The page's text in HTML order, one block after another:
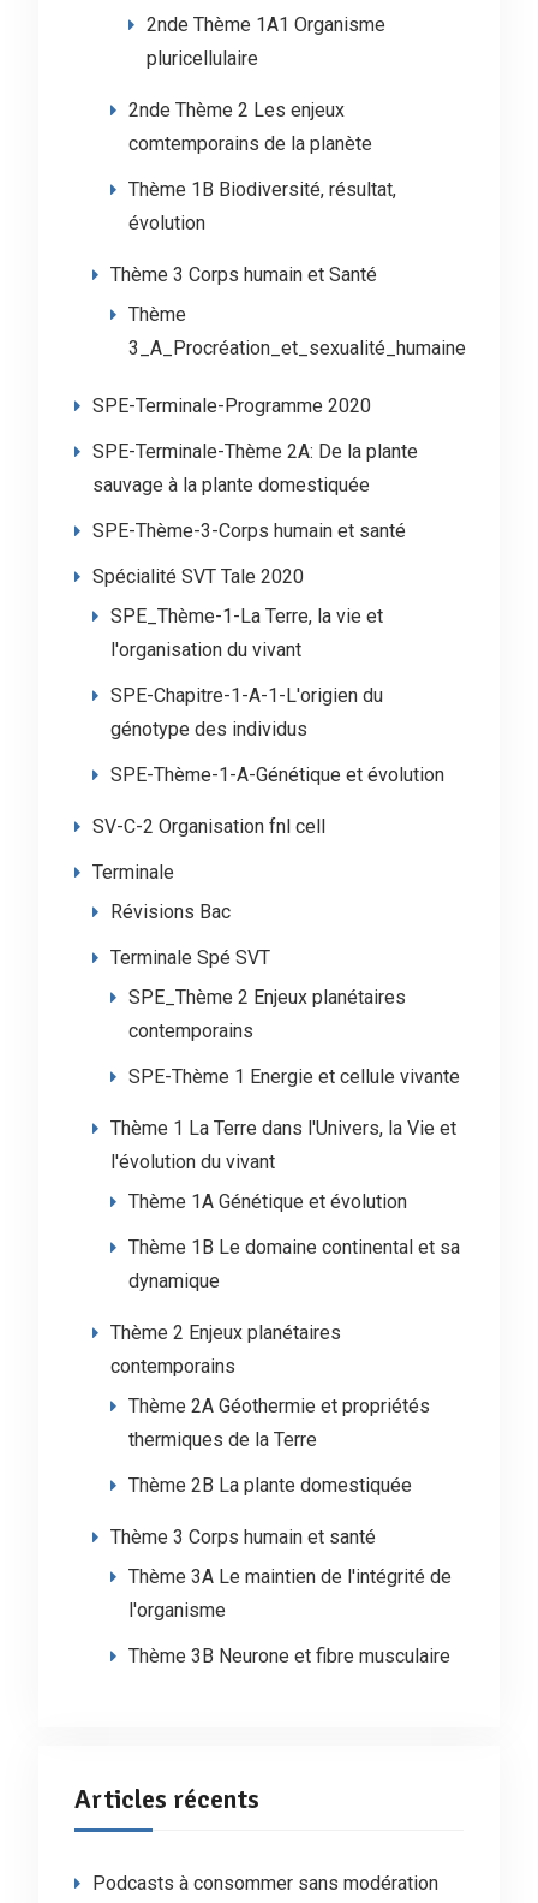
2nde Thème 1A1 Organisme
pluricellulaire
2nde Thème 2 Les enjeux
comtemporains de la planète
Thème 1B Biodiversité, résultat,
évolution
Thème 3 Corps humain et Santé
Thème
3_A_Procréation_et_sexualité_humaine
SPE-Terminale-Programme 2020
SPE-Terminale-Thème 2A: De la plante
sauvage à la plante domestiquée
SPE-Thème-3-Corps humain et santé
Spécialité SVT Tale 2020
SPE_Thème-1-La Terre, la vie et
l'organisation du vivant
SPE-Chapitre-1-A-1-L'origien du
génotype des individus
SPE-Thème-1-A-Génétique et évolution
SV-C-2 Organisation fnl cell
Terminale
Révisions Bac
Terminale Spé SVT
SPE_Thème 2 Enjeux planétaires
contemporains
SPE-Thème 1 Energie et cellule vivante
Thème 1 La Terre dans l'Univers, la Vie et
l'évolution du vivant
Thème 1A Génétique et évolution
Thème 1B Le domaine continental et sa
dynamique
Thème 2 Enjeux planétaires
contemporains
Thème 2A Géothermie et propriétés
thermiques de la Terre
Thème 2B La plante domestiquée
Thème 3 Corps humain et santé
Thème 3A Le maintien de l'intégrité de
l'organisme
Thème 3B Neurone et fibre musculaire
Articles récents
Podcasts à consommer sans modération